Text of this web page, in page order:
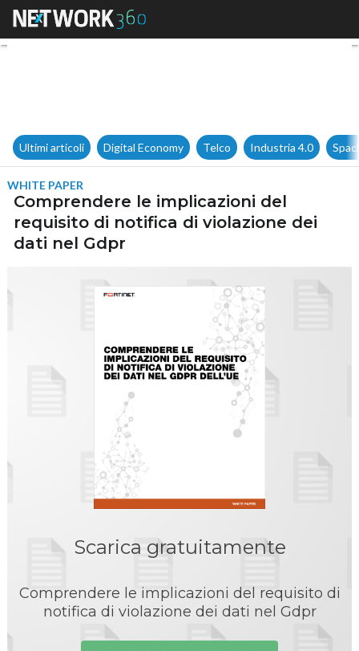
Comprendere le
Ultimi articoli Digital Economy Telco Industria 4.0
WHITE PAPER
Comprendere le implicazioni del
requisito di notifica di violazione dei
dati nel Gdpr
Scarica gratuitamente
Comprendere le implicazioni del requisito di
notifica di violazione dei dati nel Gdpr